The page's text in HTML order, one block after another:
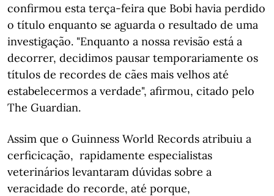
confirmou esta terça-feira que Bobi havia perdido
o título enquanto se aguarda o resultado de uma
investigação. "Enquanto a nossa revisão está a
decorrer, decidimos pausar temporariamente os
títulos de recordes de cães mais velhos até
estabelecermos a verdade", afirmou, citado pelo
The Guardian.
Assim que o Guinness World Records atribuiu a
cerficicação, rapidamente especialistas
veterinários levantaram dúvidas sobre a
veracidade do recorde, até porque,